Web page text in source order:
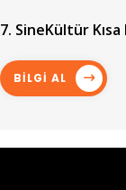
7. SineKültür Kısa
BİLGİ AL